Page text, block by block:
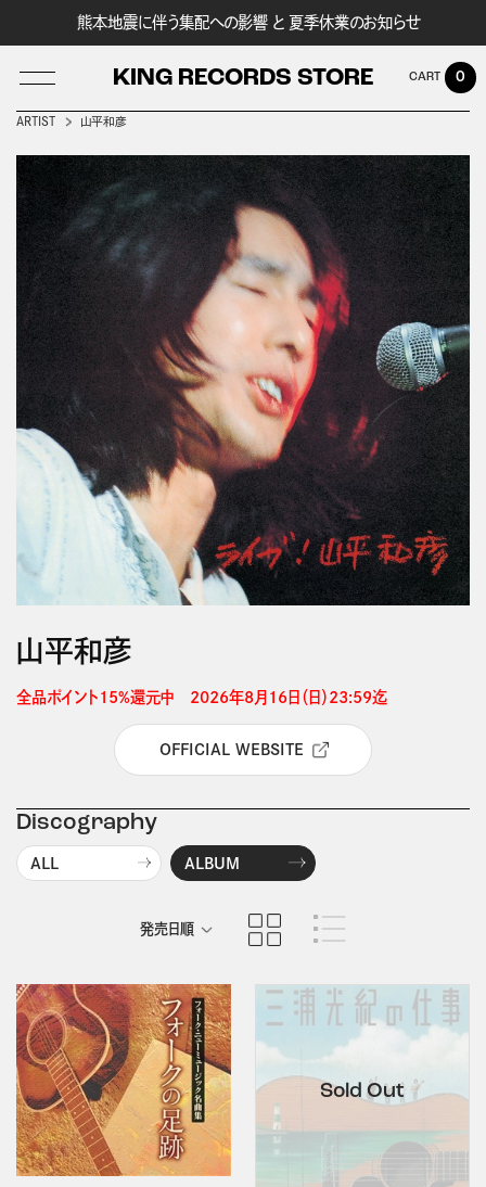
熊本地震に伴う集配への影響 と 夏季休業のお知らせ
KING RECORDS STORE
LOG IN
0
ARTIST 山平和彦
山平和彦
全品ポイント15%還元中　2026年8月16日（日）23:59迄
OFFICIAL WEBSITE
Discography
ALL ALBUM
発売日順